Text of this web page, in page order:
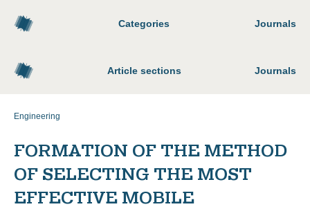
Categories Journals
Article sections Journals
Engineering
FORMATION OF THE METHOD
OF SELECTING THE MOST
EFFECTIVE MOBILE